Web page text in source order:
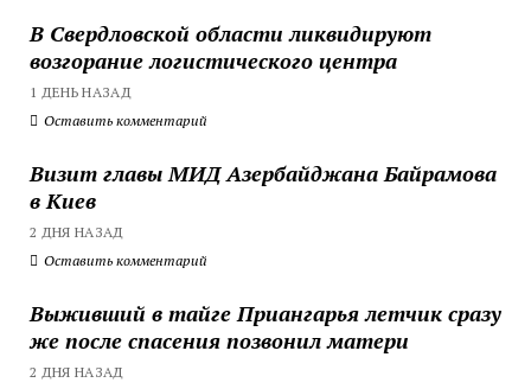
В Свердловской области ликвидируют
возгорание логистического центра
1 ДЕНЬ НАЗАД
Оставить комментарий
Визит главы МИД Азербайджана Байрамова
в Киев
2 ДНЯ НАЗАД
Оставить комментарий
Выживший в тайге Приангарья летчик сразу
же после спасения позвонил матери
2 ДНЯ НАЗАД